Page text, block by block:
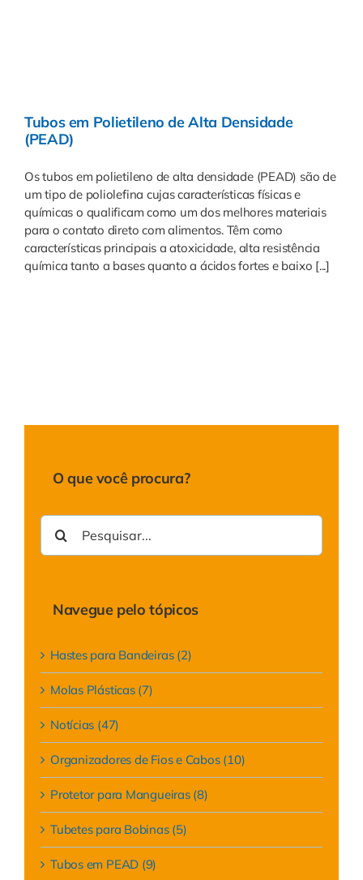
Tubos em Polietileno de Alta Densidade
(PEAD)
Os tubos em polietileno de alta densidade (PEAD) são de
um tipo de poliolefina cujas características físicas e
químicas o qualificam como um dos melhores materiais
para o contato direto com alimentos. Têm como
características principais a atoxicidade, alta resistência
química tanto a bases quanto a ácidos fortes e baixo [...]
O que você procura?
Buscar
resultados
para:
Navegue pelo tópicos
Hastes para Bandeiras (2)
Molas Plásticas (7)
Notícias (47)
Organizadores de Fios e Cabos (10)
Protetor para Mangueiras (8)
Tubetes para Bobinas (5)
Tubos em PEAD (9)